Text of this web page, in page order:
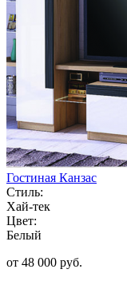
Гостиная Канзас
Стиль:
Хай-тек
Цвет:
Белый
от 48 000 руб.